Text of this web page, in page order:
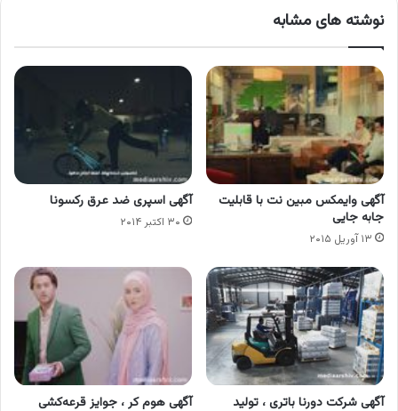
نوشته های مشابه
آگهی وایمکس مبین نت با قابلیت
جابه جایی
۱۳ آوریل ۲۰۱۵
آگهی اسپری ضد عرق رکسونا
۳۰ اکتبر ۲۰۱۴
آگهی شرکت دورنا باتری ، تولید
آگهی هوم کر ، جوایز قرعه‌کشی